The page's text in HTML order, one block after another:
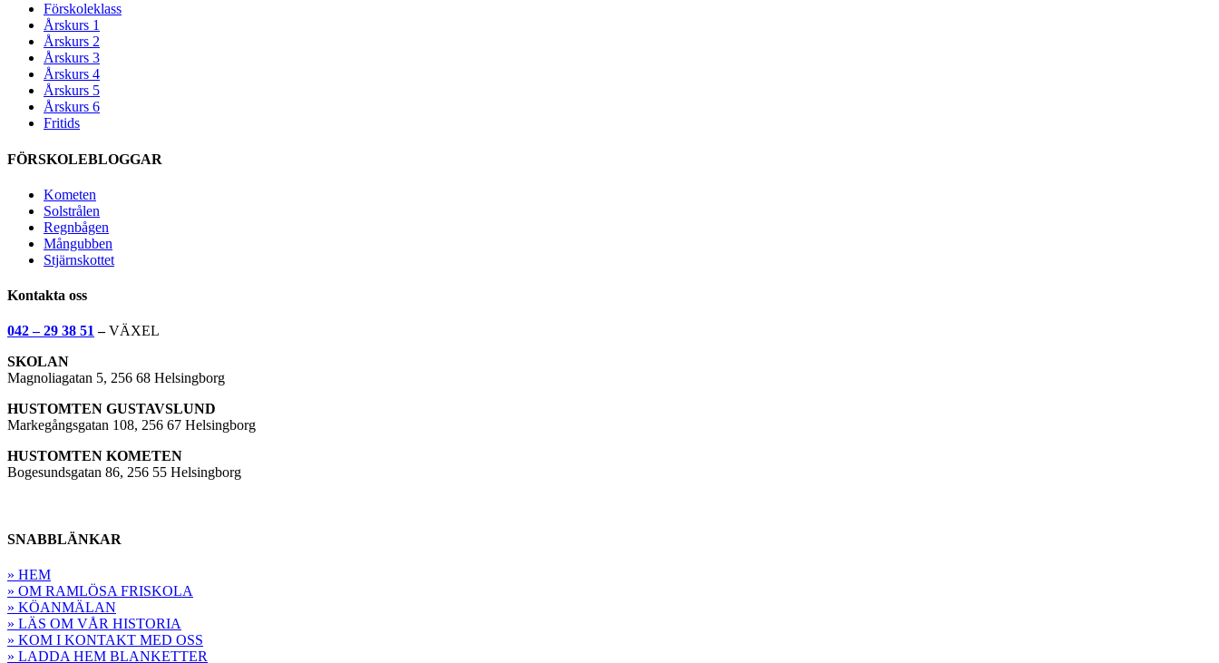
Förskoleklass
Årskurs 1
Årskurs 2
Årskurs 3
Årskurs 4
Årskurs 5
Årskurs 6
Fritids
FÖRSKOLEBLOGGAR
Kometen
Solstrålen
Regnbågen
Mångubben
Stjärnskottet
Kontakta oss
042 – 29 38 51–VÄXEL
SKOLAN
Magnoliagatan 5, 256 68 Helsingborg
HUSTOMTEN GUSTAVSLUND
Markegångsgatan 108, 256 67 Helsingborg
HUSTOMTEN KOMETEN
Bogesundsgatan 86, 256 55 Helsingborg
SNABBLÄNKAR
» HEM
» OM RAMLÖSA FRISKOLA
» KÖANMÄLAN
» LÄS OM VÅR HISTORIA
» KOM I KONTAKT MED OSS
» LADDA HEM BLANKETTER